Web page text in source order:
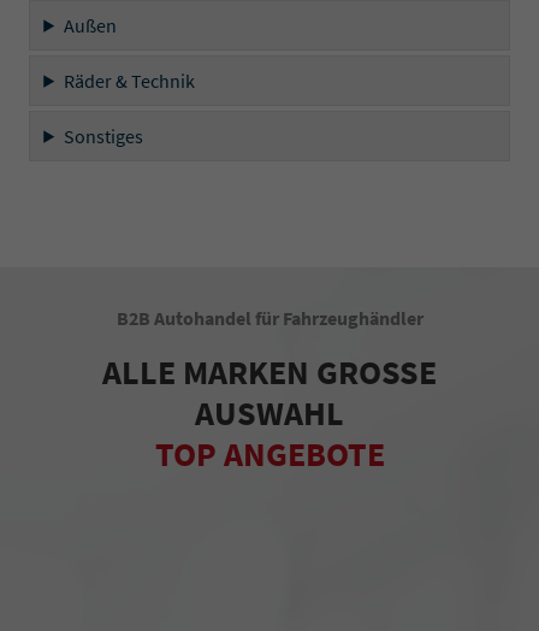
Außen
Räder & Technik
Sonstiges
B2B Autohandel für Fahrzeughändler
ALLE MARKEN GROSSE
AUSWAHL
TOP ANGEBOTE